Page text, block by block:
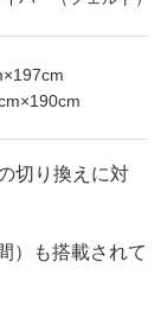
切り換えに対
）も搭載されて